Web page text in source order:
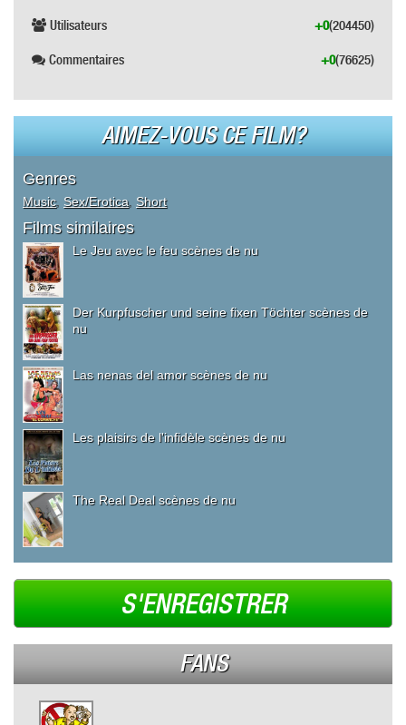
Utilisateurs (204450)
+0
Commentaires (76625)
+0
AIMEZ-VOUS CE FILM?
Genres
Music, Sex/Erotica Short
Films similaires
Le Jeu avec le feu scènes de nu
Der Kurpfuscher und seine fixen Töchter scènes de
nu
Las nenas del amor scènes de nu
Les plaisirs de l'infidèle scènes de nu
The Real Deal scènes de nu
S'ENREGISTRER
FANS